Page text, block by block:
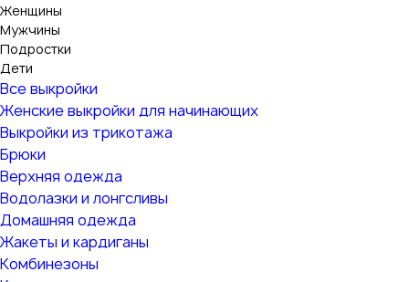
Женщины
Мужчины
Подростки
Дети
Все выкройки
Женские выкройки для начинающих
Выкройки из трикотажа
Брюки
Верхняя одежда
Водолазки и лонгсливы
Домашняя одежда
Жакеты и кардиганы
Комбинезоны